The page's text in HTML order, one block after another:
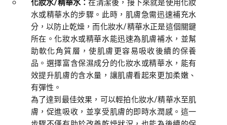
水或精華水的步驟。此時，肌膚急需迅速補充水
分，以防止乾燥，而化妝水/精華水正是這個關鍵
所在。化妝水或精華水能迅速為肌膚補水，並幫
助軟化角質層，使肌膚更容易吸收後續的保養
品。選擇富含保濕成分的化妝水或精華水，能有
效提升肌膚的含水量，讓肌膚看起來更加柔嫩、
有彈性。
為了達到最佳效果，可以輕拍化妝水/精華水至肌
膚，促進吸收，並享受肌膚的即時水潤感。這一